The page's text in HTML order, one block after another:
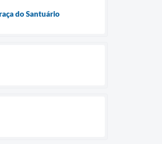
do Santuário